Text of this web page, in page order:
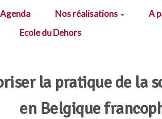
Agenda Nos réalisations
A
Ecole du Dehors
la pratique de la
en Belgique